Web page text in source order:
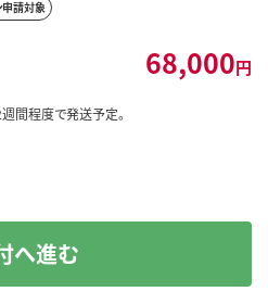
申請対象
68,000円
間程度で発送予定。
へ進む